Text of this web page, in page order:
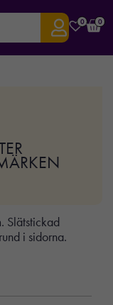
0 0
Slätstickad
i sidorna.